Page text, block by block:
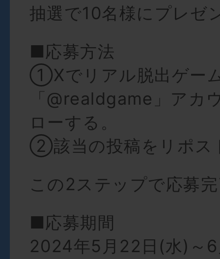
抽選で10名様にプレゼ
■応募方法
①Xでリアル脱出ゲー
「@realdgame」アカ
ローする。
②該当の投稿をリポス
この2ステップで応募
■応募期間
2024年5月22日(水)～